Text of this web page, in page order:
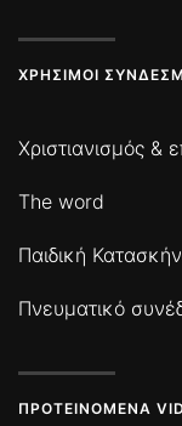
ΧΡΉΣΙΜΟΙ
Χριστιανισμός &
The word
Παιδική
Πνευματικό
ΠΡΟΤΕΙΝΌΜΕΝΑ